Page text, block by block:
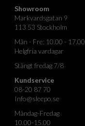
Showroom
Markvardsgatan 9
113 53 Stockholm
Mån - Fre: 10.00 - 17.00
Helgfria vardagar
Stängt fredag 7/8
Kundservice
08-20 87 70
Info@sleepo.se
Måndag-Fredag
10.00-15.00